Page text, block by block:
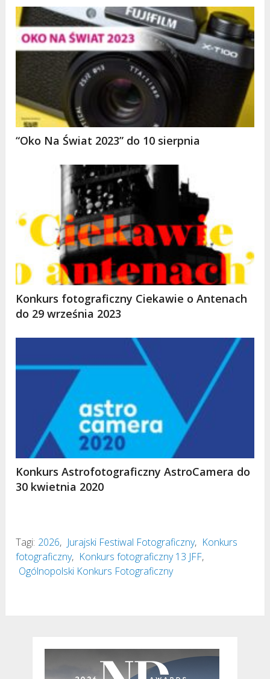
“Oko Na Świat 2023” do 10 sierpnia
Konkurs fotograficzny Ciekawie o Antenach
do 29 września 2023
Konkurs Astrofotograficzny AstroCamera do
30 kwietnia 2020
Tagi: 2026, Jurajski Festiwal Fotograficzny, Konkurs
fotograficzny, Konkurs fotograficzny 13 JFF,
Ogólnopolski Konkurs Fotograficzny